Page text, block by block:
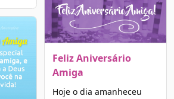
Feliz Aniversário
Amiga
Hoje o dia amanheceu